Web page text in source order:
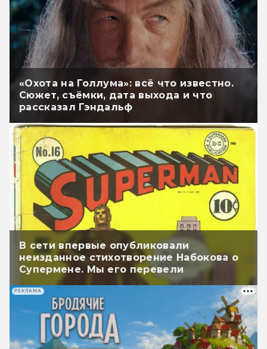
«Охота на Голлума»: всё что известно.
Сюжет, съёмки, дата выхода и что
рассказал Гэндальф
В сети впервые опубликовали
неизданное стихотворение Набокова о
Супермене. Мы его перевели
РЕКЛАМА